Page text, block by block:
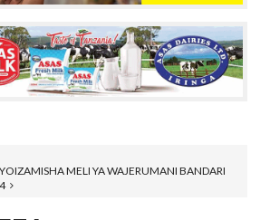
MELI YA WAJERUMANI BANDARI